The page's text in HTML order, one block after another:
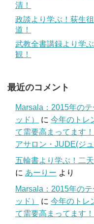
清！
政談より学ぶ！荻生
道！
武教全書講録より学
観！
最近のコメント
Marsala：2015年の
ッド）
に 今年のトレ
て需要高まってます
アサロン・JUDE(ジ
五輪書より学ぶ！二
に あーりー より
Marsala：2015年の
ッド）
に 今年のトレ
て需要高まってます